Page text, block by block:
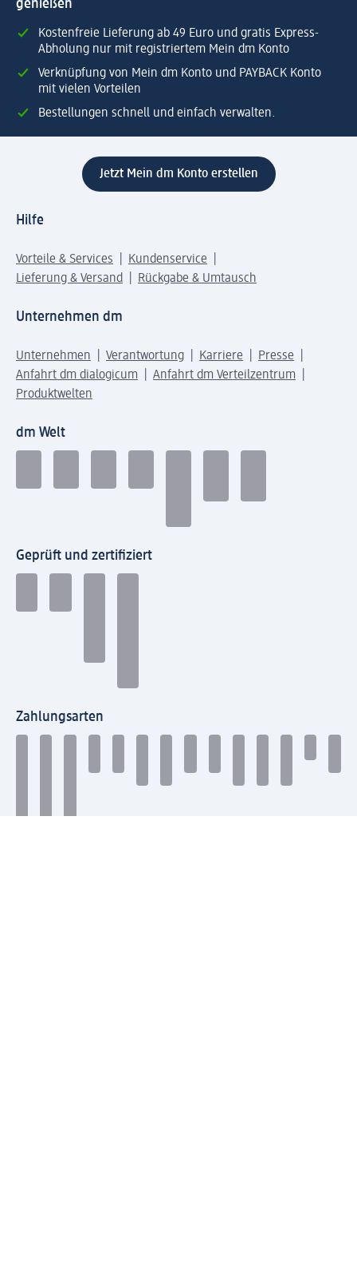
genießen
Kostenfreie Lieferung ab 49 Euro und gratis Express-
Abholung nur mit registriertem Mein dm Konto
Verknüpfung von Mein dm Konto und PAYBACK Konto
mit vielen Vorteilen
Bestellungen schnell und einfach verwalten.
Jetzt Mein dm Konto erstellen
Hilfe
Vorteile & Services
Kundenservice
Lieferung & Versand
Rückgabe & Umtausch
Unternehmen dm
Unternehmen Verantwortung Karriere
Presse
Anfahrt dm dialogicum
Anfahrt dm Verteilzentrum
Produktwelten
dm Welt
Geprüft und zertifiziert
Zahlungsarten